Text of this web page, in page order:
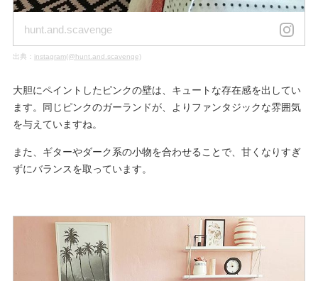
hunt.and.scavenge
出典： instagram(@hunt.and.scavenge)
大胆にペイントしたピンクの壁は、キュートな存在感を出してい
ます。同じピンクのガーランドが、よりファンタジックな雰囲気
を与えていますね。
また、ギターやダーク系の小物を合わせることで、甘くなりすぎ
ずにバランスを取っています。